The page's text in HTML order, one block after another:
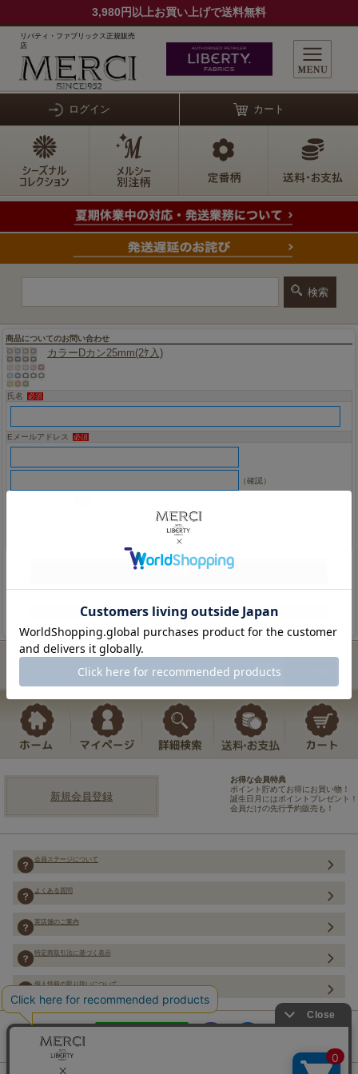
3,980円以上お買い上げで送料無料
リバティ・ファブリックス正規販売
店
ログイン カート
商品についてのお問い合わせ
カラーDカン25mm(2ｹ入)
氏名 必須
Eメールアドレス 必須
（確認）
新規会員登録
お得な会員特典
ポイント貯めてお得にお買い物！
誕生日月にはポイントプレゼント！
会員だけの先行予約販売も！
会員ステージについて
よくある質問
実店舗のご案内
特定商取引法に基づく表示
個人情報の取り扱いについて